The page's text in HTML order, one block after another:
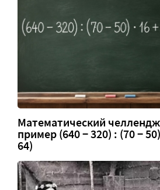
Математический
пример (640 − 320) : (70 −
64)